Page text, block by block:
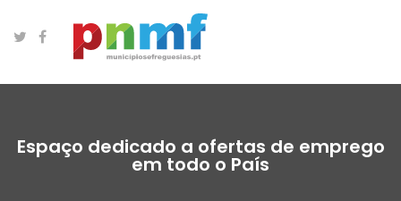
Espaço dedicado a ofertas de emprego
em todo o País